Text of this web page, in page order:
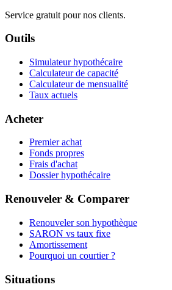
Service gratuit pour nos clients.
Outils
Simulateur hypothécaire
Calculateur de capacité
Calculateur de mensualité
Taux actuels
Acheter
Premier achat
Fonds propres
Frais d'achat
Dossier hypothécaire
Renouveler & Comparer
Renouveler son hypothèque
SARON vs taux fixe
Amortissement
Pourquoi un courtier ?
Situations